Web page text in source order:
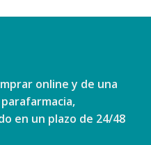
online y de una
en un plazo de 24/48